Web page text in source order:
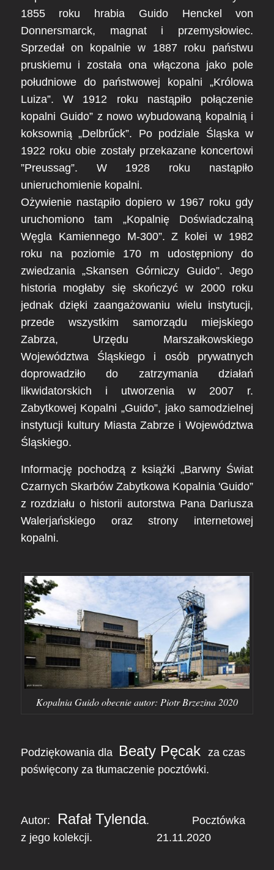
1855 roku hrabia Guido Henckel von
Donnersmarck, magnat i przemysłowiec.
Sprzedał on kopalnie w 1887 roku państwu
pruskiemu i została ona włączona jako pole
południowe do państwowej kopalni „Królowa
Luiza”. W 1912 roku nastąpiło połączenie
kopalni Guido” z nowo wybudowaną kopalnią i
koksownią „Delbrűck”. Po podziale Śląska w
1922 roku obie zostały przekazane koncertowi
”Preussag”. W 1928 roku nastąpiło
unieruchomienie kopalni.
Ożywienie nastąpiło dopiero w 1967 roku gdy
uruchomiono tam „Kopalnię Doświadczalną
Węgla Kamiennego M-300”. Z kolei w 1982
roku na poziomie 170 m udostępniony do
zwiedzania „Skansen Górniczy Guido”. Jego
historia mogłaby się skończyć w 2000 roku
jednak dzięki zaangażowaniu wielu instytucji,
przede wszystkim samorządu miejskiego
Zabrza, Urzędu Marszałkowskiego
Województwa Śląskiego i osób prywatnych
doprowadziło do zatrzymania działań
likwidatorskich i utworzenia w 2007 r.
Zabytkowej Kopalni „Guido”, jako samodzielnej
instytucji kultury Miasta Zabrze i Województwa
Śląskiego.
Informację pochodzą z książki „Barwny Świat
Czarnych Skarbów Zabytkowa Kopalnia 'Guido”
z rozdziału o historii autorstwa Pana Dariusza
Walerjańskiego oraz strony internetowej
kopalni.
Kopalnia Guido obecnie autor: Piotr Brzezina 2020
Podziękowania dla Beaty Pęcak za czas
poświęcony za tłumaczenie pocztówki.
Autor: Rafał Tylenda. Pocztówka
z jego kolekcji. 21.11.2020